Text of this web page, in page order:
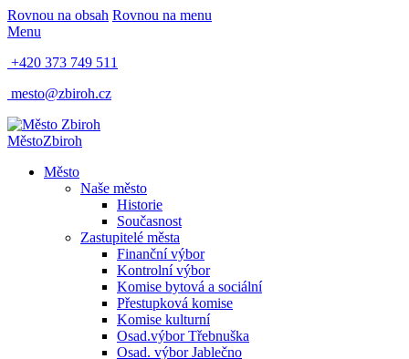
Rovnou na obsah Rovnou na menu
Menu
+420 373 749 511
mesto@zbiroh.cz
MěstoZbiroh
Město
Naše město
Historie
Současnost
Zastupitelé města
Finanční výbor
Kontrolní výbor
Komise bytová a sociální
Přestupková komise
Komise kulturní
Osad.výbor Třebnuška
Osad. výbor Jablečno